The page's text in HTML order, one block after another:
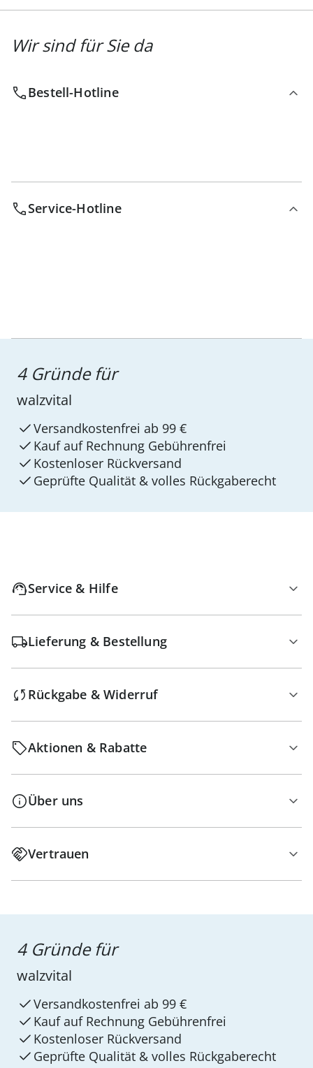
Wir sind für Sie da
Bestell-Hotline
Service-Hotline
4 Gründe für
walzvital
Versandkostenfrei ab 99 €
Kauf auf Rechnung Gebührenfrei
Kostenloser Rückversand
Geprüfte Qualität & volles Rückgaberecht
Service & Hilfe
Lieferung & Bestellung
Rückgabe & Widerruf
Aktionen & Rabatte
Über uns
Vertrauen
4 Gründe für
walzvital
Versandkostenfrei ab 99 €
Kauf auf Rechnung Gebührenfrei
Kostenloser Rückversand
Geprüfte Qualität & volles Rückgaberecht